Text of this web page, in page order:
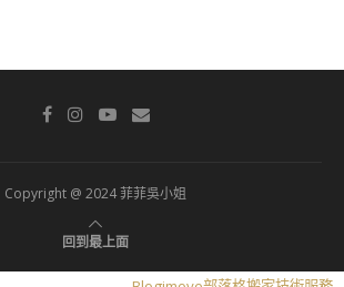
Copyright @ 2024 菲菲吳小姐
回到最上面